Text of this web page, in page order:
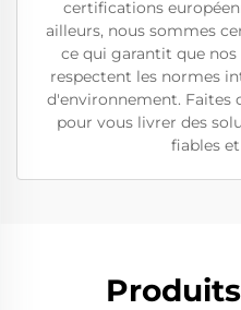
certifications
ailleurs, nous sommes
ce qui garantit que
respectent les normes
d'environnement. Faites
pour vous livrer des
fiables